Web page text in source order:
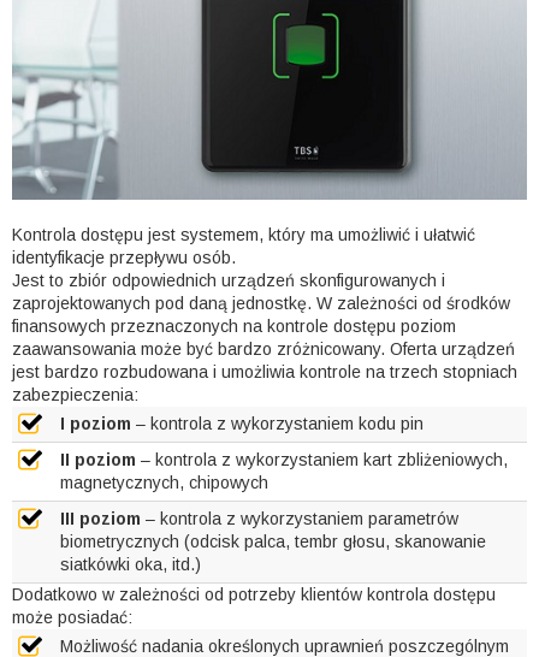
Kontrola dostępu jest systemem, który ma umożliwić i ułatwić
identyfikacje przepływu osób.
Jest to zbiór odpowiednich urządzeń skonfigurowanych i
zaprojektowanych pod daną jednostkę. W zależności od środków
finansowych przeznaczonych na kontrole dostępu poziom
zaawansowania może być bardzo zróżnicowany. Oferta urządzeń
jest bardzo rozbudowana i umożliwia kontrole na trzech stopniach
zabezpieczenia:
I poziom – kontrola z wykorzystaniem kodu pin
II poziom – kontrola z wykorzystaniem kart zbliżeniowych,
magnetycznych, chipowych
III poziom – kontrola z wykorzystaniem parametrów
biometrycznych (odcisk palca, tembr głosu, skanowanie
siatkówki oka, itd.)
Dodatkowo w zależności od potrzeby klientów kontrola dostępu
może posiadać:
Możliwość nadania określonych uprawnień poszczególnym